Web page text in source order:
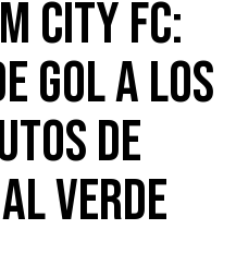
City FC:
gol a los
de
verde